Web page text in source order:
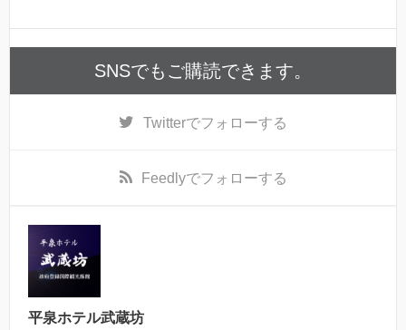
SNSでもご購読できます。
Twitterでフォローする
Feedlyでフォローする
平泉ホテル武蔵坊